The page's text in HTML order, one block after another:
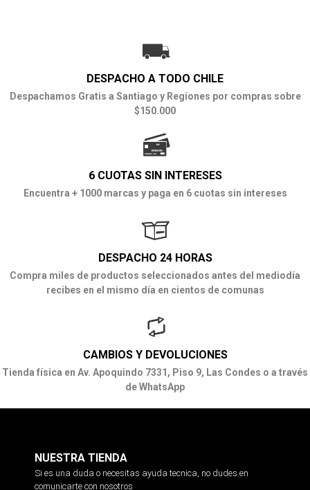
DESPACHO A TODO CHILE
Despachamos Gratis a Santiago y Regiones por compras sobre
$150.000
6 CUOTAS SIN INTERESES
Encuentra + 1000 marcas y paga en 6 cuotas sin intereses
DESPACHO 24 HORAS
Compra miles de productos seleccionados antes del mediodía
recibes en el mismo día en cientos de comunas
CAMBIOS Y DEVOLUCIONES
Tienda física en Av. Apoquindo 7331, Piso 9, Las Condes o a través
de WhatsApp
NUESTRA TIENDA
Si es una duda o necesitas ayuda tecnica, no dudes en
comunicarte con nosotros